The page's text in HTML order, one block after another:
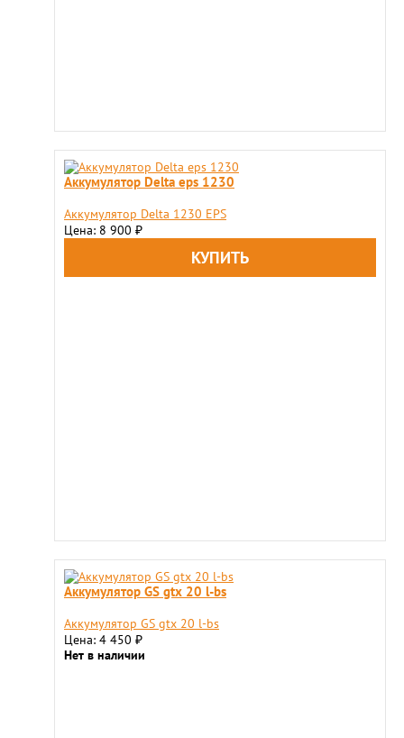
Аккумулятор Delta eps 1230
Аккумулятор Delta 1230 EPS
Цена: 8 900 ₽
Аккумулятор GS gtx 20 l-bs
Аккумулятор GS gtx 20 l-bs
Цена: 4 450 ₽
Нет в наличии